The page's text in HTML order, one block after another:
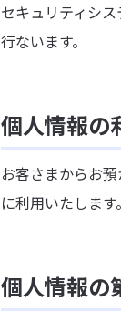
セキュリティシ
行ないます。
個人情報の
お客さまからお
に利用いたします。
個人情報の